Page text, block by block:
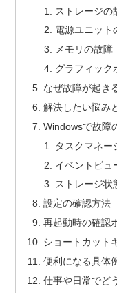
ストレージの
電源ユニット
メモリの故障
グラフィック
なぜ故障が起き
解決したい悩み
Windowsで故障
タスクマネー
イベントビュ
ストレージ状
設定の確認方法
再起動時の確認
ショートカット
便利になる具体
仕事や日常でど